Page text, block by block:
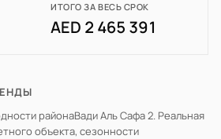
ИТОГО ЗА ВЕСЬ СРОК
AED 2 465 391
районаВади Аль Сафа 2. Реальная
объекта, сезонности